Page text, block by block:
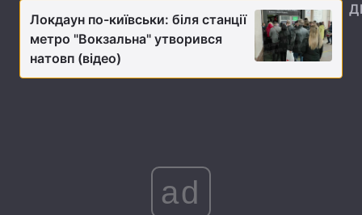
Екологія Регіони
Лонгріди
Думки
Вакансії
Локдаун по-київськи: біля станції
метро "Вокзальна" утворився
натовп (відео)
ad